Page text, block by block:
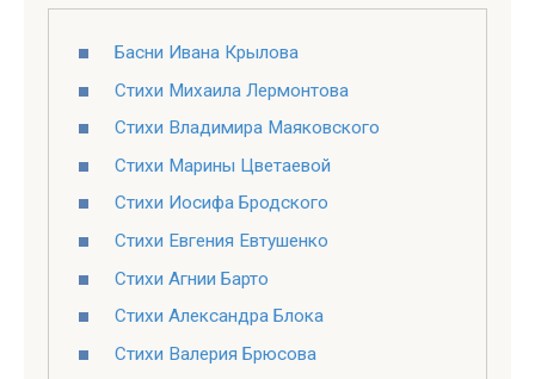
Басни Ивана Крылова
Стихи Михаила Лермонтова
Стихи Владимира Маяковского
Стихи Марины Цветаевой
Стихи Иосифа Бродского
Стихи Евгения Евтушенко
Стихи Агнии Барто
Стихи Александра Блока
Стихи Валерия Брюсова